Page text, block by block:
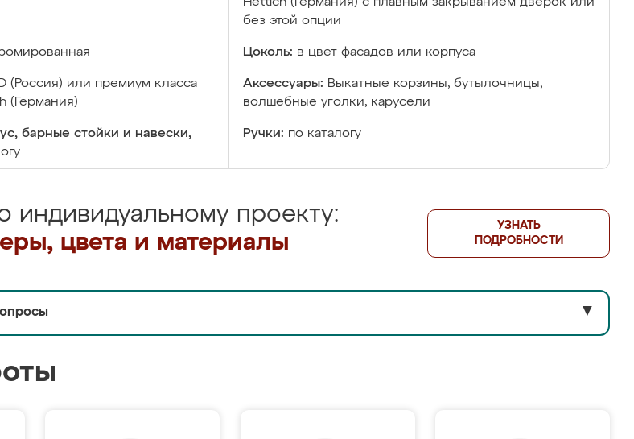
без этой опции
Цоколь: в цвет фасадов или корпуса
(Россия) или премиум класса
(Германия)
Аксессуары: Выкатные корзины, бутылочницы,
волшебные уголки, карусели
барные стойки и навески,
Ручки: по каталогу
индивидуальному проекту:
цвета и материалы
УЗНАТЬ
ПОДРОБНОСТИ
▼